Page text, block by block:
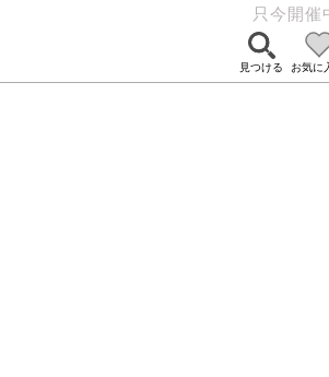
只今開催
見つける お気に